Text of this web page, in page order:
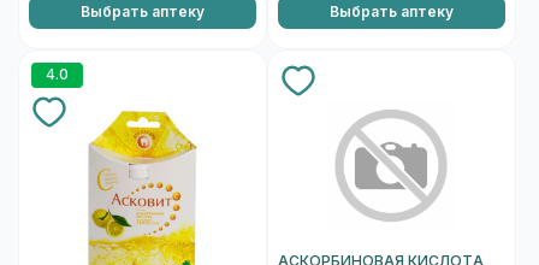
Выбрать аптеку Выбрать аптеку
4.0
АСКОРБИНОВАЯ КИСЛОТА